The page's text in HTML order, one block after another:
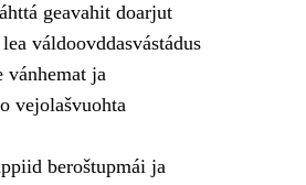
geavahit doarjut
váldoovddasvástádus
vánhemat ja
vejolašvuohta
beroštupmái ja